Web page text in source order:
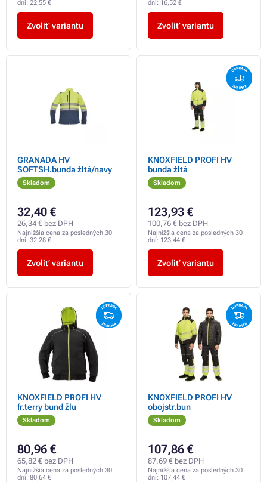
dní: 22,55 €
Zvoliť variantu
dní: 16,52 €
Zvoliť variantu
GRANADA HV
SOFTSH.bunda žltá/navy
Skladom
32,40 €
26,34 € bez DPH
Najnižšia cena za posledných 30
dní: 32,28 €
Zvoliť variantu
KNOXFIELD PROFI HV
bunda žltá
Skladom
123,93 €
100,76 € bez DPH
Najnižšia cena za posledných 30
dní: 123,44 €
Zvoliť variantu
KNOXFIELD PROFI HV
fr.terry bund žlu
Skladom
80,96 €
65,82 € bez DPH
Najnižšia cena za posledných 30
dní: 80,64 €
KNOXFIELD PROFI HV
obojstr.bun
Skladom
107,86 €
87,69 € bez DPH
Najnižšia cena za posledných 30
dní: 107,44 €